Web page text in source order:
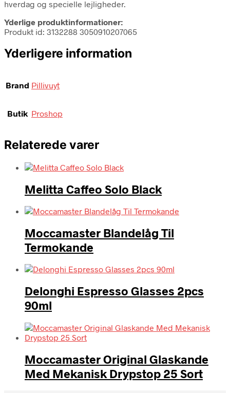
hverdag og specielle lejligheder.
Yderlige produktinformationer:
Produkt id: 3132288 3050910207065
Yderligere information
Brand Pillivuyt
Butik Proshop
Relaterede varer
Melitta Caffeo Solo Black
Moccamaster Blandelåg Til
Termokande
Delonghi Espresso Glasses 2pcs
90ml
Moccamaster Original Glaskande
Med Mekanisk Drypstop 25 Sort